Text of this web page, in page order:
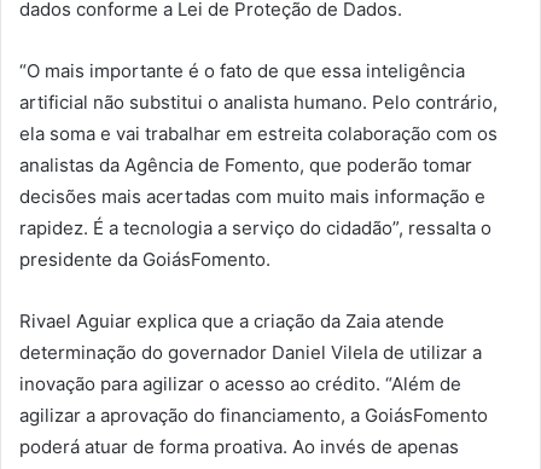
dados conforme a Lei de Proteção de Dados.
“O mais importante é o fato de que essa inteligência
artificial não substitui o analista humano. Pelo contrário,
ela soma e vai trabalhar em estreita colaboração com os
analistas da Agência de Fomento, que poderão tomar
decisões mais acertadas com muito mais informação e
rapidez. É a tecnologia a serviço do cidadão”, ressalta o
presidente da GoiásFomento.
Rivael Aguiar explica que a criação da Zaia atende
determinação do governador Daniel Vilela de utilizar a
inovação para agilizar o acesso ao crédito. “Além de
agilizar a aprovação do financiamento, a GoiásFomento
poderá atuar de forma proativa. Ao invés de apenas